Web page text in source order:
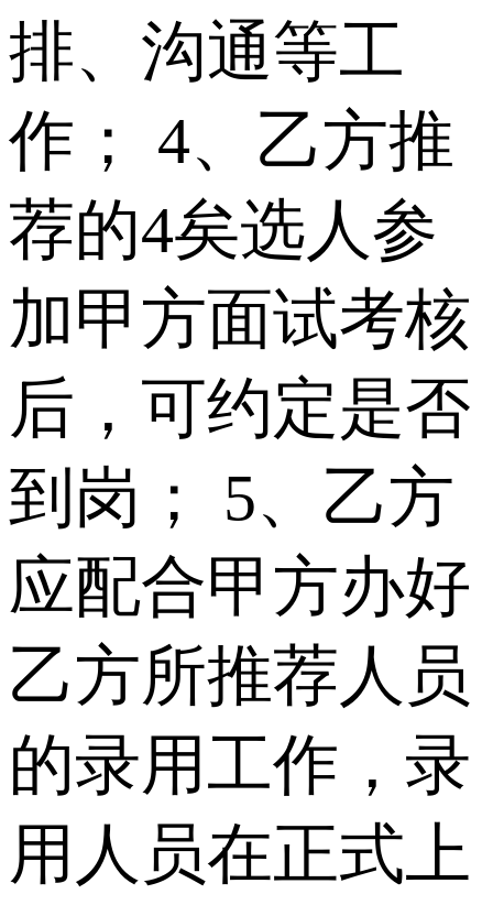
排、沟通等工
作； 4、乙方推
荐的4矣选人参
加甲方面试考核
后，可约定是否
到岗； 5、乙方
应配合甲方办好
乙方所推荐人员
的录用工作，录
用人员在正式上